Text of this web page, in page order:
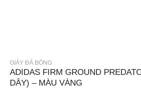
GIÀY ĐÁ BÓNG
ADIDAS FIRM GROUND
DÂY) – MÀU VÀNG